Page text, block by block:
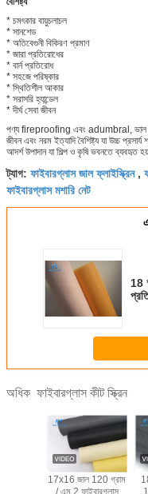
* চমৎকার বায়ুচলাচল
* সানশেড
* অতিবেগুনী বিকিরণ প্রমাণ
* জারা প্রতিরোধের
* বার্ন প্রতিরোধ
* সহজে পরিষ্কার
* স্থিতিশীল আকার
* সরাসরি হ্যান্ডেল
* দীর্ঘ সেবা জীবন
পণ্য fireproofing এবং adumbral, ভাল
জীবন এবং নরম ইত্যাদি বৈশিষ্ট্য যা উচ্চ
আদর্শ উপাদান যা শিল্প ও কৃষি ভবনতে ব্যবহৃত
ট্যাগ: ফাইবারগ্লাস জাল ফ্লাইস্ক্রিন,
ফাইবারগ্লাস মশারি নেট
18
অধিক ফাইবারগ্লাস কীট স্ক্রিন
17x16 জাল 120 ​​গ্রাম